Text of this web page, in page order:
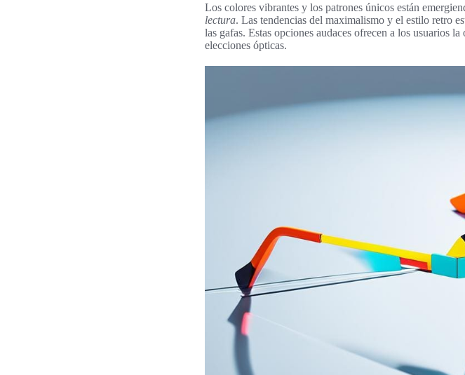
Los colores vibrantes y los patrones únicos están
lectura. Las tendencias del maximalismo y el estilo retro
las gafas. Estas opciones audaces ofrecen a los usuarios
elecciones ópticas.